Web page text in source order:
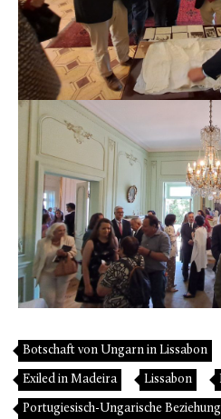
Botschaft von Ungarn in Lissabon
Exiled in Madeira Lissabon
Portugiesisch-Ungarische